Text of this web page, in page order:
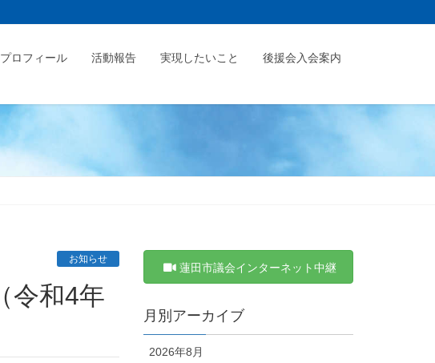
プロフィール 活動報告 実現したいこと 後援会入会案内
お知らせ
蓮田市議会インターネット中継
月別アーカイブ
2026年8月